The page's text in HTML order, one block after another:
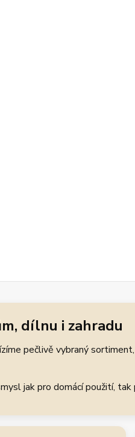
dílnu i zahradu
pečlivě vybraný
jak pro domácí použití, tak